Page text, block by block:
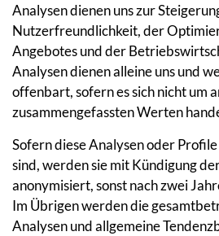
Analysen dienen uns zur
Nutzerfreundlichkeit, der
Angebotes und der
Analysen dienen alleine uns und
offenbart, sofern es sich nicht um
zusammengefassten Werten
Sofern diese Analysen oder
sind, werden sie mit Kündigung
anonymisiert, sonst nach zwei
Im Übrigen werden die
Analysen und allgemeine